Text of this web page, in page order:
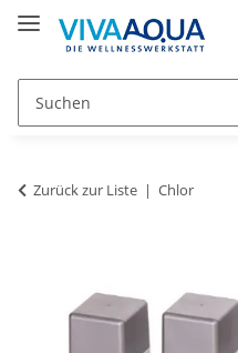
Zurück zur Liste Chlor